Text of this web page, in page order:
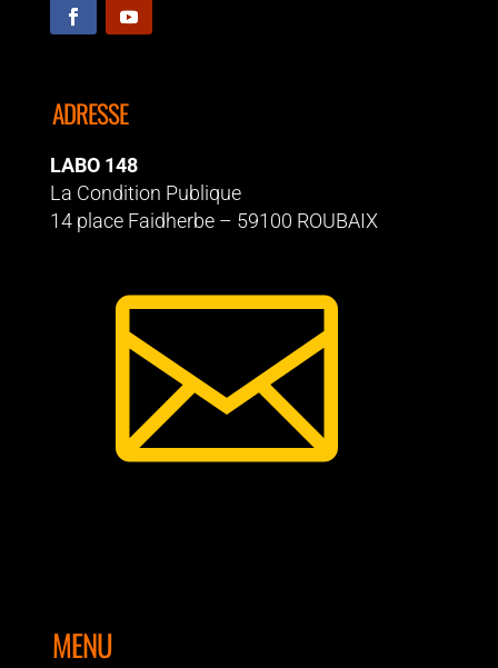
ADRESSE
LABO 148
La Condition Publique
14 place Faidherbe – 59100 ROUBAIX

MENU